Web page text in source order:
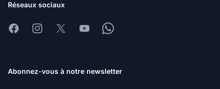
Réseaux sociaux
FacebookInstagram
X YoutubeWhatsapp
Abonnez-vous à notre newsletter